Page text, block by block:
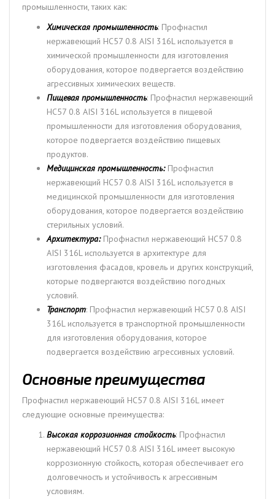
промышленности, таких как:
Химическая промышленность: Профнастил
нержавеющий НС57 0.8 AISI 316L используется в
химической промышленности для изготовления
оборудования, которое подвергается воздействию
агрессивных химических веществ.
Пищевая промышленность: Профнастил нержавеющий
НС57 0.8 AISI 316L используется в пищевой
промышленности для изготовления оборудования,
которое подвергается воздействию пищевых
продуктов.
Медицинская промышленность:Профнастил
нержавеющий НС57 0.8 AISI 316L используется в
медицинской промышленности для изготовления
оборудования, которое подвергается воздействию
стерильных условий.
Архитектура:Профнастил нержавеющий НС57 0.8
AISI 316L используется в архитектуре для
изготовления фасадов, кровель и других конструкций,
которые подвергаются воздействию погодных
условий.
Транспорт: Профнастил нержавеющий НС57 0.8 AISI
316L используется в транспортной промышленности
для изготовления оборудования, которое
подвергается воздействию агрессивных условий.
Основные преимущества
Профнастил нержавеющий НС57 0.8 AISI 316L имеет
следующие основные преимущества:
Высокая коррозионная стойкость: Профнастил
нержавеющий НС57 0.8 AISI 316L имеет высокую
коррозионную стойкость, которая обеспечивает его
долговечность и устойчивость к агрессивным
условиям.